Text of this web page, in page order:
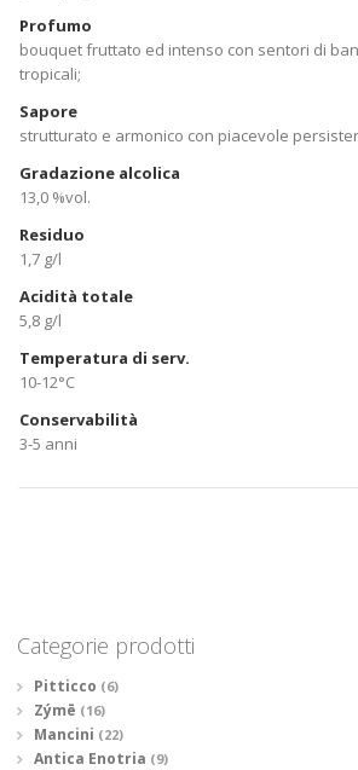
Profumo
bouquet fruttato ed intenso con sentori di
tropicali;
Sapore
strutturato e armonico con piacevole
Gradazione alcolica
13,0 %vol.
Residuo
1,7 g/l
Acidità totale
5,8 g/l
Temperatura di serv.
10-12°C
Conservabilità
3-5 anni
Categorie prodotti
Pitticco (6)
Zýmē (16)
Mancini (22)
Antica Enotria (9)